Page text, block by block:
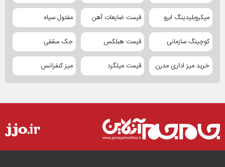
میکروبلیدینگ ابرو قیمت ضایعات آهن مفتول سیاه
کوچینگ سازمانی قیمت هبلکس جک سقفی
خرید میز اداری مدرن قیمت میلگرد میز کنفرانس